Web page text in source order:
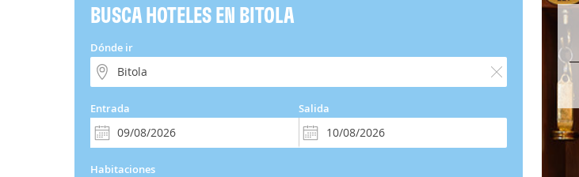
BUSCA HOTELES EN BITOLA
Dónde ir
Entrada Salida
Habitaciones